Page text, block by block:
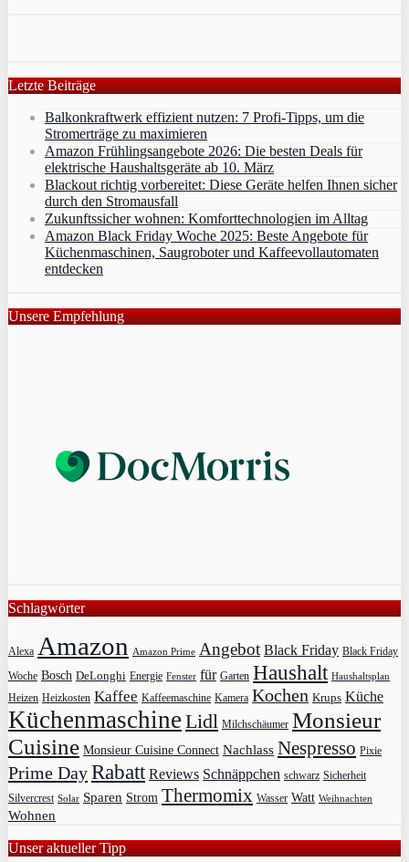
Letzte Beiträge
Balkonkraftwerk effizient nutzen: 7 Profi-Tipps, um die
Stromerträge zu maximieren
Amazon Frühlingsangebote 2026: Die besten Deals für
elektrische Haushaltsgeräte ab 10. März
Blackout richtig vorbereitet: Diese Geräte helfen Ihnen sicher
durch den Stromausfall
Zukunftssicher wohnen: Komforttechnologien im Alltag
Amazon Black Friday Woche 2025: Beste Angebote für
Küchenmaschinen, Saugroboter und Kaffeevollautomaten
entdecken
Unsere Empfehlung
Schlagwörter
Alexa Amazon Amazon Prime Angebot Black Friday Black Friday
Woche Bosch DeLonghi Energie Fenster für Garten Haushalt Haushaltsplan
Heizen Heizkosten Kaffee Kaffeemaschine Kamera Kochen Krups Küche
Küchenmaschine Lidl Milchschäumer Monsieur
Cuisine Monsieur Cuisine Connect Nachlass Nespresso Pixie
Prime DayRabatt Reviews Schnäppchen schwarz Sicherheit
Silvercrest Solar Sparen Strom Thermomix Wasser Watt Weihnachten
Wohnen
Unser aktueller Tipp